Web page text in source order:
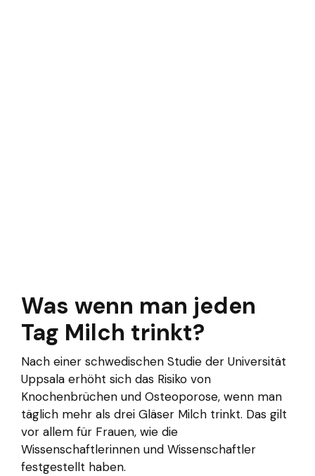
Was wenn man jeden
Tag Milch trinkt?
Nach einer schwedischen Studie der Universität
Uppsala erhöht sich das Risiko von
Knochenbrüchen und Osteoporose, wenn man
täglich mehr als drei Gläser Milch trinkt. Das gilt
vor allem für Frauen, wie die
Wissenschaftlerinnen und Wissenschaftler
festgestellt haben.